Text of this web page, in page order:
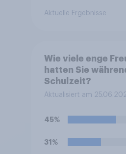
Aktuelle Ergebnisse
Wie viele enge
hatten Sie
Schulzeit?
Aktualisiert am
45%
31%